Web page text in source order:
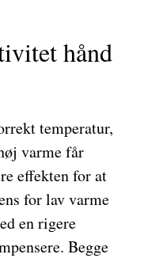
hånd
temperatur,
varme får
effekten for at
for lav varme
en rigere
Begge